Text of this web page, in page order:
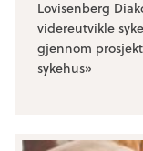
Lovisenberg
videreutvikle
gjennom
sykehus»